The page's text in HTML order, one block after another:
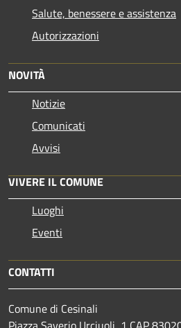
Salute, benessere e assistenza
Autorizzazioni
NOVITÀ
Notizie
Comunicati
Avvisi
VIVERE IL COMUNE
Luoghi
Eventi
CONTATTI
Comune di Cesinali